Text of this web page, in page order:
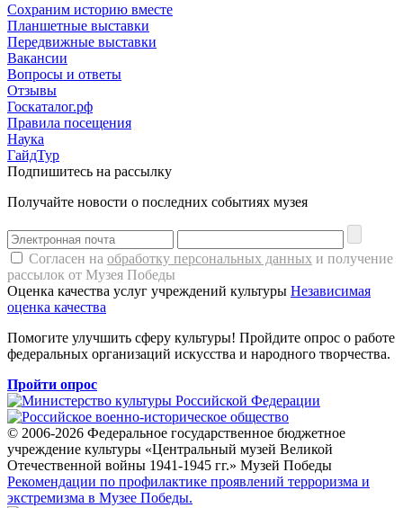
Сохраним историю вместе
Планшетные выставки
Передвижные выставки
Вакансии
Вопросы и ответы
Отзывы
Госкаталог.рф
Правила посещения
Наука
ГайдТур
Подпишитесь на рассылку
Получайте новости о последних событиях музея
Согласен на обработку персональных данных и получение
рассылок от Музея Победы
Оценка качества услуг учреждений культуры Независимая
оценка качества
Помогите улучшить сферу культуры! Пройдите опрос о работе
федеральных организаций искусства и народного творчества.
Пройти опрос
© 2006-2026 Федеральное государственное бюджетное
учреждение культуры «Центральный музей Великой
Отечественной войны 1941-1945 гг.» Музей Победы
Рекомендации по профилактике проявлений терроризма и
экстремизма в Музее Победы.